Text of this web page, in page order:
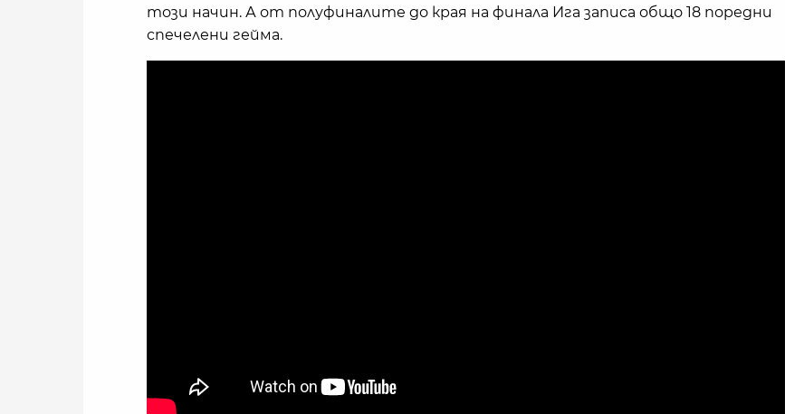
този начин. А от полуфиналите до края на финала Ига записа общо 18 поредни
спечелени гейма.